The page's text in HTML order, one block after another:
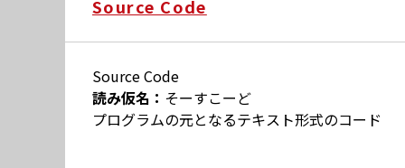
Source Code
Source Code
読み仮名： そーすこーど
プログラムの元となるテキスト形式のコード